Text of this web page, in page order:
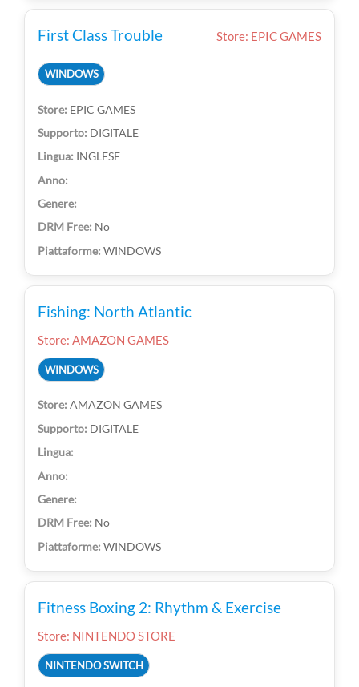
First Class Trouble Store: EPIC GAMES
WINDOWS
EPIC GAMES
DIGITALE
INGLESE
No
WINDOWS
Fishing: North Atlantic
Store: AMAZON GAMES
WINDOWS
AMAZON GAMES
DIGITALE
No
WINDOWS
Fitness Boxing 2: Rhythm & Exercise
Store: NINTENDO STORE
NINTENDO SWITCH